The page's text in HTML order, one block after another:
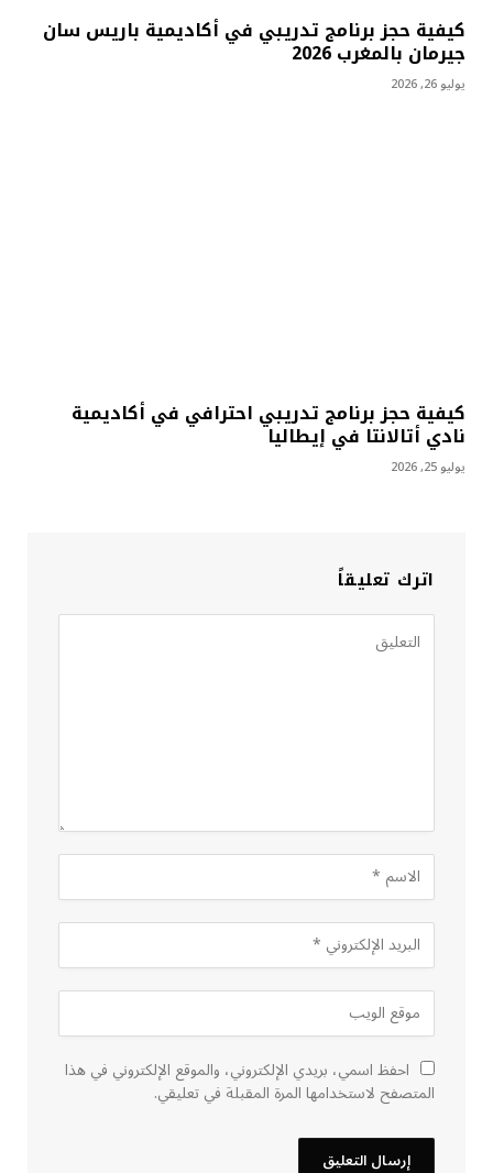
كيفية حجز برنامج تدريبي في أكاديمية باريس سان
جيرمان بالمغرب 2026
يوليو 26, 2026
كيفية حجز برنامج تدريبي احترافي في أكاديمية
نادي أتالانتا في إيطاليا
يوليو 25, 2026
اترك تعليقاً
احفظ اسمي، بريدي الإلكتروني، والموقع الإلكتروني في هذا
المتصفح لاستخدامها المرة المقبلة في تعليقي.